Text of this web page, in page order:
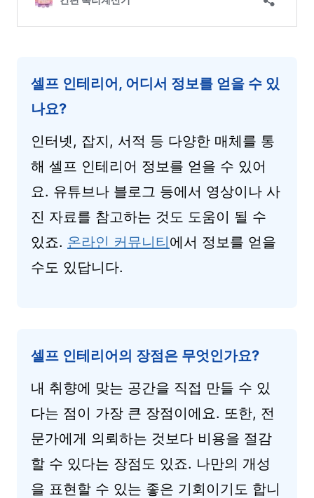
셀프 인테리어, 어디서 정보를 얻을 수 있
나요?
인터넷, 잡지, 서적 등 다양한 매체를 통
해 셀프 인테리어 정보를 얻을 수 있어
요. 유튜브나 블로그 등에서 영상이나 사
진 자료를 참고하는 것도 도움이 될 수
있죠. 온라인 커뮤니티에서 정보를 얻을
수도 있답니다.
셀프 인테리어의 장점은 무엇인가요?
내 취향에 맞는 공간을 직접 만들 수 있
다는 점이 가장 큰 장점이에요. 또한, 전
문가에게 의뢰하는 것보다 비용을 절감
할 수 있다는 장점도 있죠. 나만의 개성
을 표현할 수 있는 좋은 기회이기도 합니